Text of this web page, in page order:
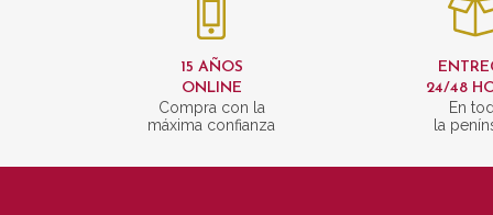
15 AÑOS
ONLINE
Compra con la
máxima confianza
24/48
En
la